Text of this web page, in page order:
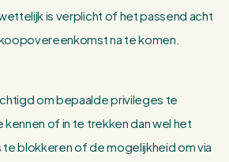
is verplicht of het passend acht
na te komen.
om bepaalde privileges te
of in te trekken dan wel het
te blokkeren of de mogelijkheid om via